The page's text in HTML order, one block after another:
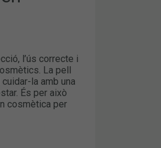
l’ús correcte i
La pell
la amb una
És per això
cosmètica per